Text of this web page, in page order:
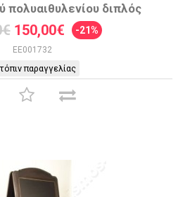
πολυαιθυλενίου διπλός
150,00€ -21%
EE001732
παραγγελίας